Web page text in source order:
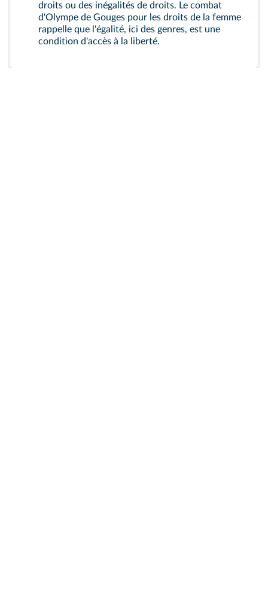
droits ou des inégalités de droits. Le combat
d'Olympe de Gouges pour les droits de la femme
rappelle que l'égalité, ici des genres, est une
condition d'accès à la liberté.